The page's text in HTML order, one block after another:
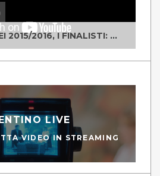
UNO TWO DREI 2015/2016, I FINALISTI: CLASSE IV ALS ISTITUTO "DEGASPERI" BORGO VALSUGANA
LIVE
VIDEO IN STREAMING